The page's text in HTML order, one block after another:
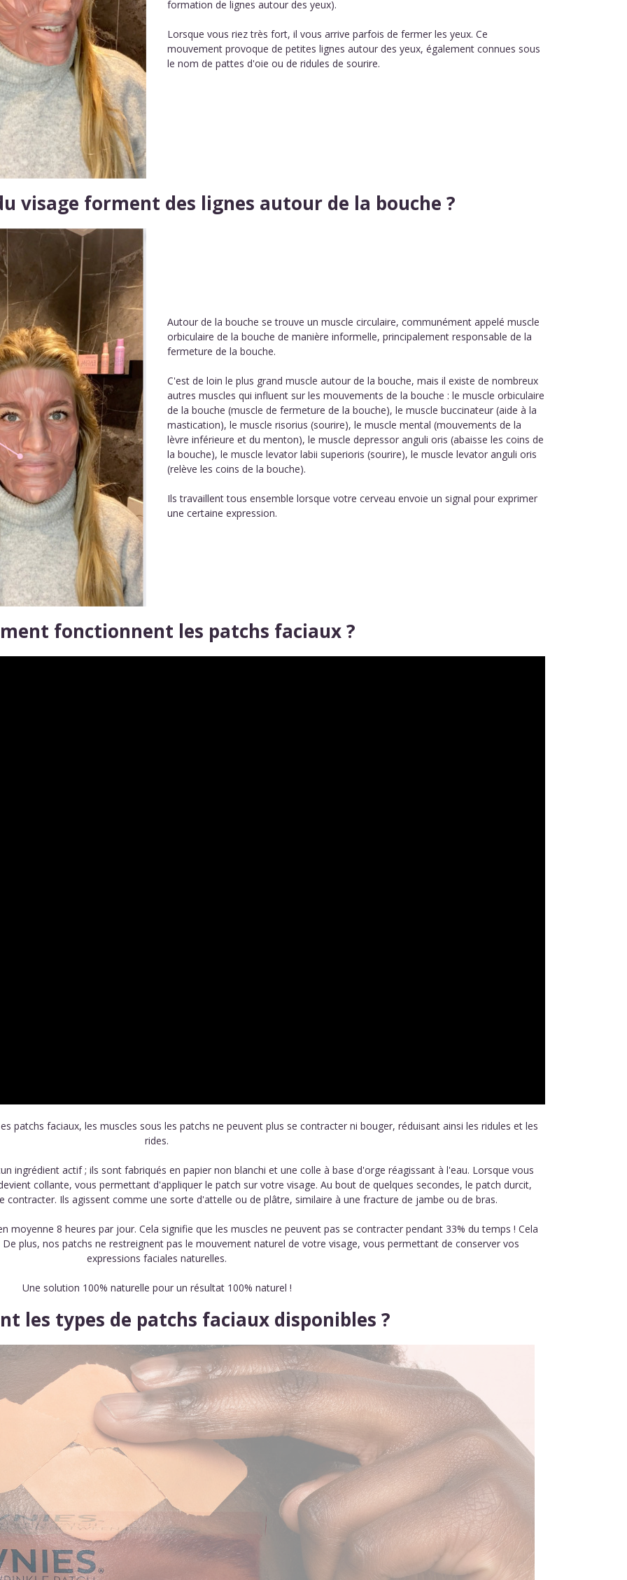
formation de lignes autour des yeux).
Lorsque vous riez très fort, il vous arrive parfois de fermer les yeux. Ce
mouvement provoque de petites lignes autour des yeux, également connues sous
le nom de pattes d'oie ou de ridules de sourire.
visage forment des lignes autour de la bouche ?
Autour de la bouche se trouve un muscle circulaire, communément appelé muscle
orbiculaire de la bouche de manière informelle, principalement responsable de la
fermeture de la bouche.
C'est de loin le plus grand muscle autour de la bouche, mais il existe de nombreux
autres muscles qui influent sur les mouvements de la bouche : le muscle orbiculaire
de la bouche (muscle de fermeture de la bouche), le muscle buccinateur (aide à la
mastication), le muscle risorius (sourire), le muscle mental (mouvements de la
lèvre inférieure et du menton), le muscle depressor anguli oris (abaisse les coins de
la bouche), le muscle levator labii superioris (sourire), le muscle levator anguli oris
(relève les coins de la bouche).
Ils travaillent tous ensemble lorsque votre cerveau envoie un signal pour exprimer
une certaine expression.
fonctionnent les patchs faciaux ?
patchs faciaux, les muscles sous les patchs ne peuvent plus se contracter ni bouger, réduisant ainsi les ridules et les
rides.
ingrédient actif ; ils sont fabriqués en papier non blanchi et une colle à base d'orge réagissant à l'eau. Lorsque vous
collante, vous permettant d'appliquer le patch sur votre visage. Au bout de quelques secondes, le patch durcit,
contracter. Ils agissent comme une sorte d'attelle ou de plâtre, similaire à une fracture de jambe ou de bras.
moyenne 8 heures par jour. Cela signifie que les muscles ne peuvent pas se contracter pendant 33% du temps ! Cela
plus, nos patchs ne restreignent pas le mouvement naturel de votre visage, vous permettant de conserver vos
expressions faciales naturelles.
Une solution 100% naturelle pour un résultat 100% naturel !
les types de patchs faciaux disponibles ?